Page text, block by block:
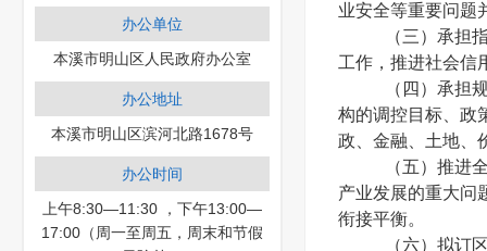
办公单位
本溪市明山区人民政府办公室
办公地址
本溪市明山区滨河北路1678号
办公时间
上午8:30—11:30 ，下午13:00—
17:00（周一至周五，周末和节假
业安全等重要问题
（三）承担
工作，推进社会信
（四）承担
构的调控目标、政
政、金融、土地、
（五）推进
产业发展的重大问
衔接平衡。
（六）拟订